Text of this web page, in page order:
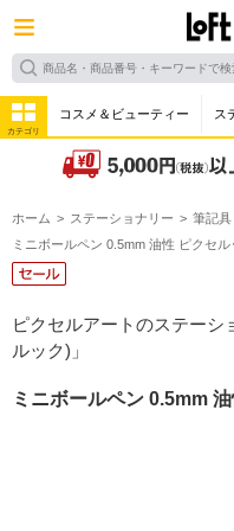
カテゴリ
コスメ＆ビューティー ス
ホーム ステーショナリー 筆記具
ミニボールペン 0.5mm 油性 ピクセル
ピクセルアートのステーシ
ルック)」
ミニボールペン 0.5mm